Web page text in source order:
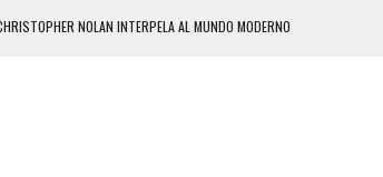
NOLAN INTERPELA AL MUNDO MODERNO
DE GRACIA A LA EXTRANJERIZACIÓN DE TIERRAS